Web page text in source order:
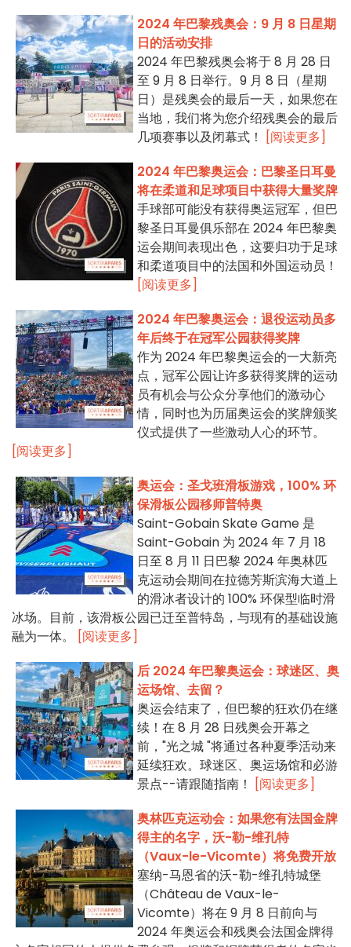
2024 年巴黎残奥会：9 月 8 日星期
日的活动安排
2024 年巴黎残奥会将于 8 月 28 日
至 9 月 8 日举行。9 月 8 日（星期
日）是残奥会的最后一天，如果您在
当地，我们将为您介绍残奥会的最后
几项赛事以及闭幕式！
[阅读更多]
2024 年巴黎奥运会：巴黎圣日耳曼
将在柔道和足球项目中获得大量奖牌
手球部可能没有获得奥运冠军，但巴
黎圣日耳曼俱乐部在 2024 年巴黎奥
运会期间表现出色，这要归功于足球
和柔道项目中的法国和外国运动员！
[阅读更多]
2024 年巴黎奥运会：退役运动员多
年后终于在冠军公园获得奖牌
作为 2024 年巴黎奥运会的一大新亮
点，冠军公园让许多获得奖牌的运动
员有机会与公众分享他们的激动心
情，同时也为历届奥运会的奖牌颁奖
仪式提供了一些激动人心的环节。
[阅读更多]
奥运会：圣戈班滑板游戏，100% 环
保滑板公园移师普特奥
Saint-Gobain Skate Game 是
Saint-Gobain 为 2024 年 7 月 18
日至 8 月 11 日巴黎 2024 年奥林匹
克运动会期间在拉德芳斯滨海大道上
的滑冰者设计的 100% 环保型临时滑
冰场。目前，该滑板公园已迁至普特岛，与现有的基础设施
融为一体。
[阅读更多]
后 2024 年巴黎奥运会：球迷区、奥
运场馆、去留？
奥运会结束了，但巴黎的狂欢仍在继
续！在 8 月 28 日残奥会开幕之
前，"光之城 "将通过各种夏季活动来
延续狂欢。球迷区、奥运场馆和必游
景点--请跟随指南！
[阅读更多]
奥林匹克运动会：如果您有法国金牌
得主的名字，沃-勒-维孔特
（Vaux-le-Vicomte）将免费开放
塞纳-马恩省的沃-勒-维孔特城堡
（Château de Vaux-le-
Vicomte）将在 9 月 8 日前向与
2024 年奥运会和残奥会法国金牌得